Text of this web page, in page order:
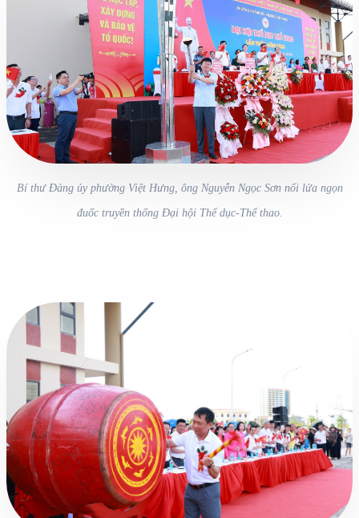
Bí thư Đảng ủy phường Việt Hưng, ông Nguyễn Ngọc Sơn nổi lửa ngọn
đuốc truyền thống Đại hội Thể dục-Thể thao.